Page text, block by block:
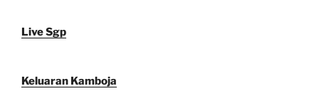
Live Sgp
Keluaran Kamboja